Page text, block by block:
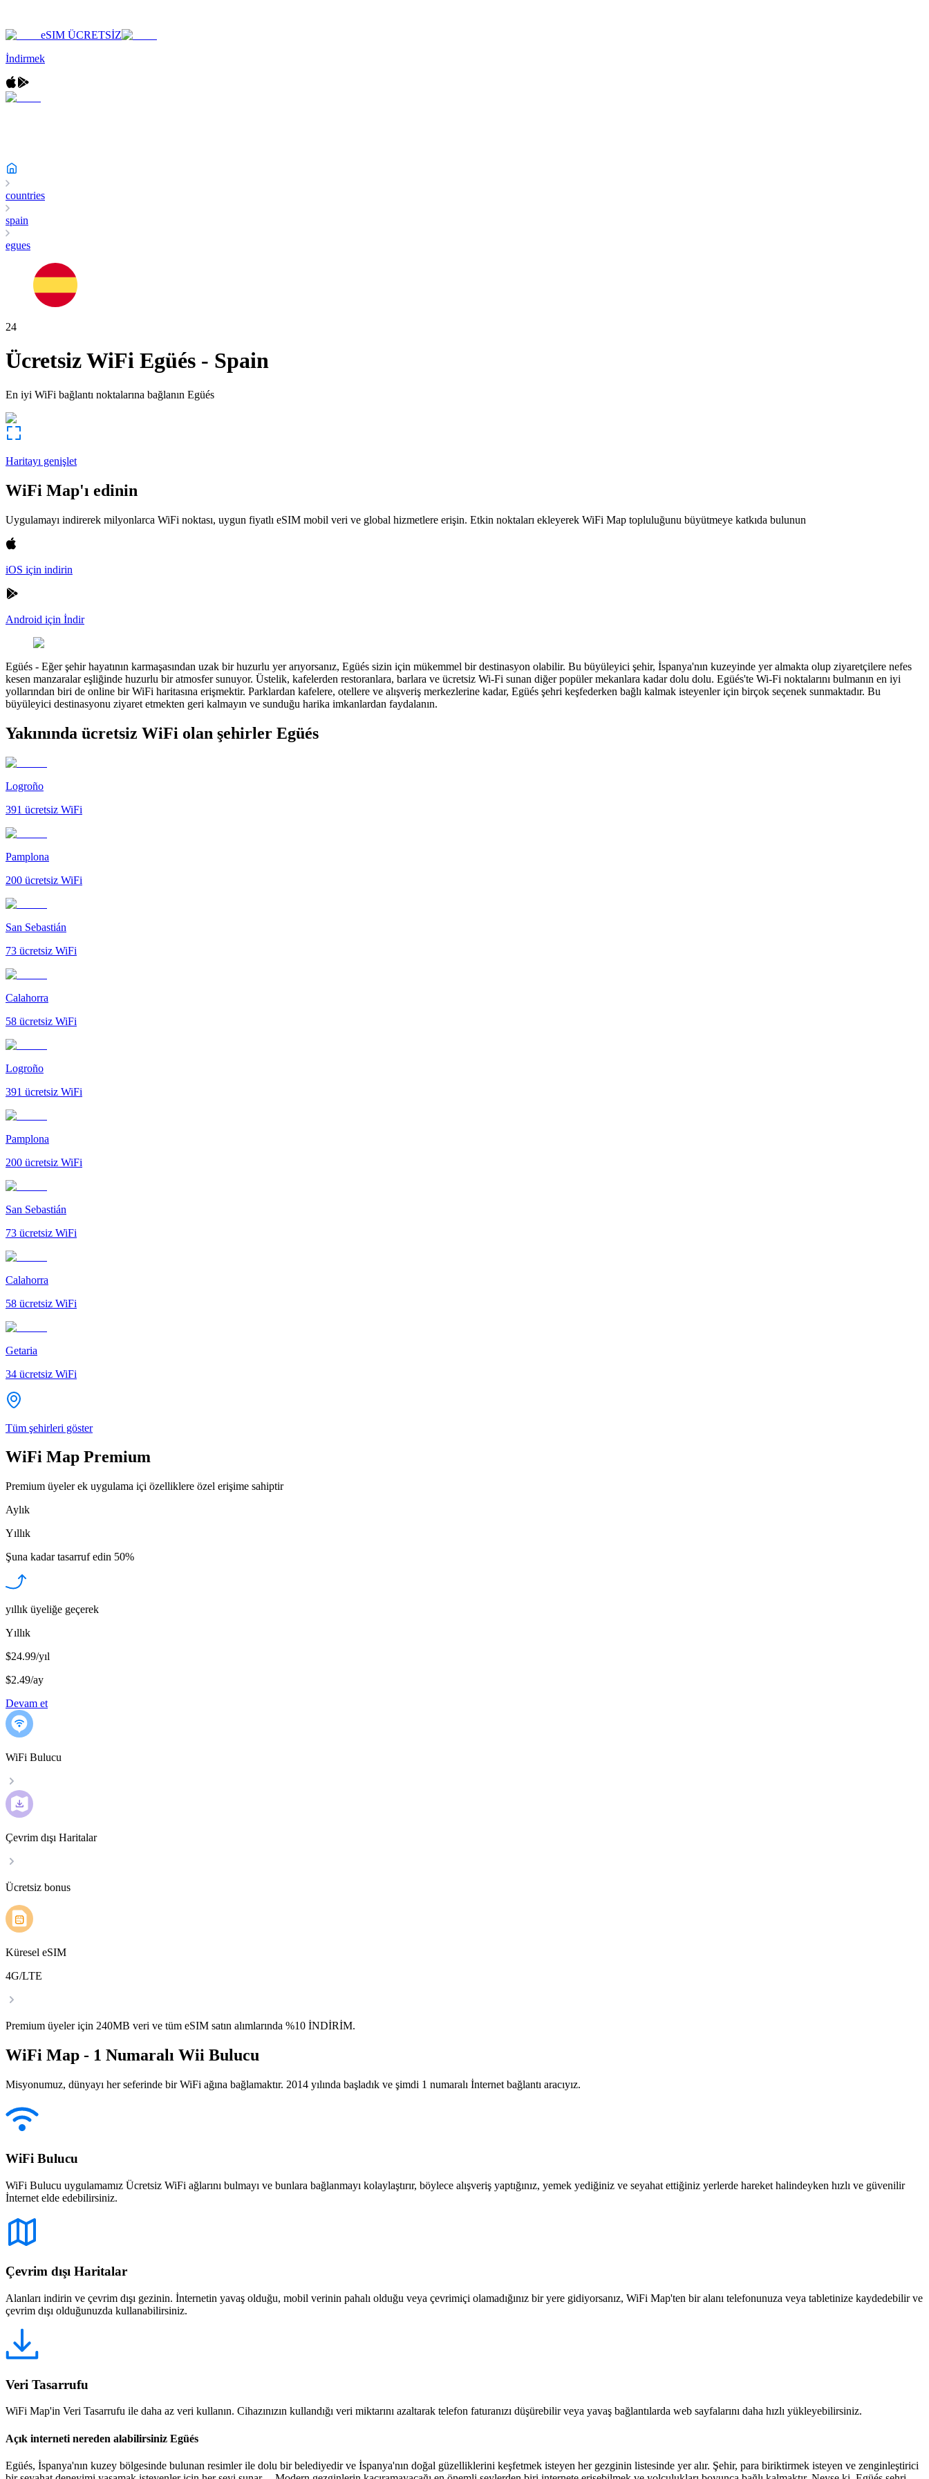
eSIM ÜCRETSİZ
İndirmek
countries
spain
egues
24
Ücretsiz WiFi Egüés - Spain
En iyi WiFi bağlantı noktalarına bağlanın Egüés
Haritayı genişlet
WiFi Map'ı edinin
Uygulamayı indirerek milyonlarca WiFi noktası, uygun fiyatlı eSIM mobil veri ve global hizmetlere erişin. Etkin noktaları ekleyerek WiFi Map topluluğunu büyütmeye katkıda bulunun
iOS için indirin
Android için İndir
Egüés - Eğer şehir hayatının karmaşasından uzak bir huzurlu yer arıyorsanız, Egüés sizin için mükemmel bir destinasyon olabilir. Bu büyüleyici şehir, İspanya'nın kuzeyinde yer almakta olup ziyaretçilere nefes
kesen manzaralar eşliğinde huzurlu bir atmosfer sunuyor. Üstelik, kafelerden restoranlara, barlara ve ücretsiz Wi-Fi sunan diğer popüler mekanlara kadar dolu dolu. Egüés'te Wi-Fi noktalarını bulmanın en iyi
yollarından biri de online bir WiFi haritasına erişmektir. Parklardan kafelere, otellere ve alışveriş merkezlerine kadar, Egüés şehri keşfederken bağlı kalmak isteyenler için birçok seçenek sunmaktadır. Bu
büyüleyici destinasyonu ziyaret etmekten geri kalmayın ve sunduğu harika imkanlardan faydalanın.
Yakınında ücretsiz WiFi olan şehirler Egüés
Logroño
391 ücretsiz WiFi
Pamplona
200 ücretsiz WiFi
San Sebastián
73 ücretsiz WiFi
Calahorra
58 ücretsiz WiFi
Logroño
391 ücretsiz WiFi
Pamplona
200 ücretsiz WiFi
San Sebastián
73 ücretsiz WiFi
Calahorra
58 ücretsiz WiFi
Getaria
34 ücretsiz WiFi
Tüm şehirleri göster
WiFi Map Premium
Premium üyeler ek uygulama içi özelliklere özel erişime sahiptir
Aylık
Yıllık
Şuna kadar tasarruf edin 50%
yıllık üyeliğe geçerek
Yıllık
$24.99/yıl
$2.49/ay
Devam et
WiFi Bulucu
Çevrim dışı Haritalar
Ücretsiz bonus
Küresel eSIM
4G/LTE
Premium üyeler için 240MB veri ve tüm eSIM satın alımlarında %10 İNDİRİM.
WiFi Map - 1 Numaralı Wii Bulucu
Misyonumuz, dünyayı her seferinde bir WiFi ağına bağlamaktır. 2014 yılında başladık ve şimdi 1 numaralı İnternet bağlantı aracıyız.
WiFi Bulucu
WiFi Bulucu uygulamamız Ücretsiz WiFi ağlarını bulmayı ve bunlara bağlanmayı kolaylaştırır, böylece alışveriş yaptığınız, yemek yediğiniz ve seyahat ettiğiniz yerlerde hareket halindeyken hızlı ve güvenilir
İnternet elde edebilirsiniz.
Çevrim dışı Haritalar
Alanları indirin ve çevrim dışı gezinin. İnternetin yavaş olduğu, mobil verinin pahalı olduğu veya çevrimiçi olamadığınız bir yere gidiyorsanız, WiFi Map'ten bir alanı telefonunuza veya tabletinize kaydedebilir ve
çevrim dışı olduğunuzda kullanabilirsiniz.
Veri Tasarrufu
WiFi Map'in Veri Tasarrufu ile daha az veri kullanın. Cihazınızın kullandığı veri miktarını azaltarak telefon faturanızı düşürebilir veya yavaş bağlantılarda web sayfalarını daha hızlı yükleyebilirsiniz.
Açık interneti nereden alabilirsiniz Egüés
Egüés, İspanya'nın kuzey bölgesinde bulunan resimler ile dolu bir belediyedir ve İspanya'nın doğal güzelliklerini keşfetmek isteyen her gezginin listesinde yer alır. Şehir, para biriktirmek isteyen ve zenginleştirici